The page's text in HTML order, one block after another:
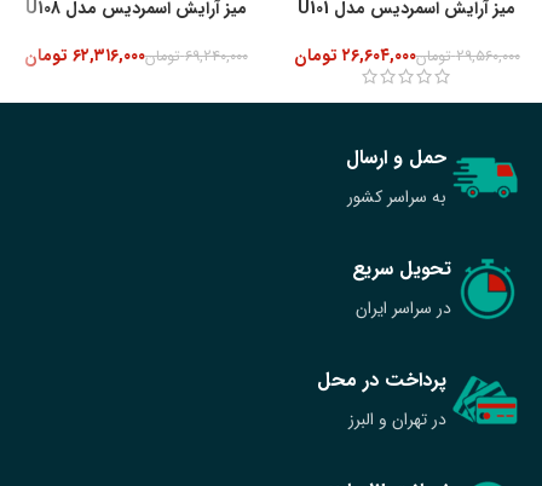
میز آرایش اسمردیس مدل U101
۲۹,۵۶۰,۰۰۰ تومان۲۶,۶۰۴,۰۰۰ تومان
میز آرایش اسمردیس مدل U108
۶۹,۲۴۰,۰۰۰ تومان۶۲,۳۱۶,۰۰۰ تومان
پرداخت در محل
در تهران و البرز
تحویل سریع
در سراسر ایران
حمل و ارسال
به سراسر کشور